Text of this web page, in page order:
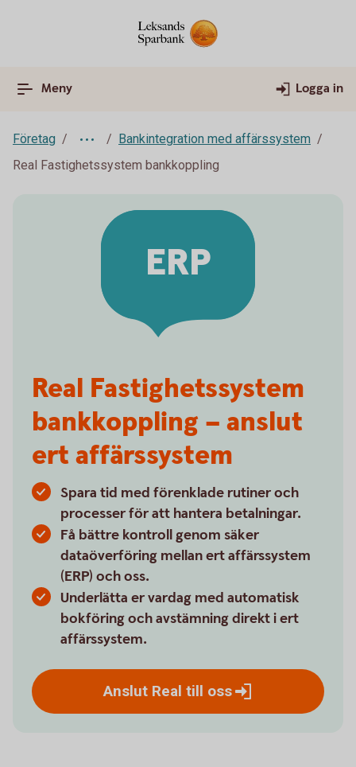
Meny Logga in
Företag
Bankintegration med affärssystem
Real Fastighetssystem bankkoppling
Real Fastighetssystem
bankkoppling – anslut
ert affärssystem
Spara tid med förenklade rutiner och
processer för att hantera betalningar.
Få bättre kontroll genom säker
dataöverföring mellan ert affärssystem
(ERP) och oss.
Underlätta er vardag med automatisk
bokföring och avstämning direkt i ert
affärssystem.
Anslut Real till oss
ERP